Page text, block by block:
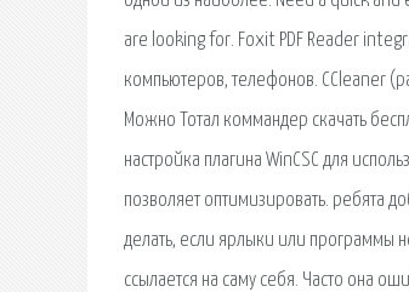
are looking for. Foxit PDF Reader
компьютеров, телефонов. CCleaner
Можно Тотал коммандер скачать
настройка плагина WinCSC для
позволяет оптимизировать. ребята
делать, если ярлыки или программы
ссылается на саму себя. Часто она